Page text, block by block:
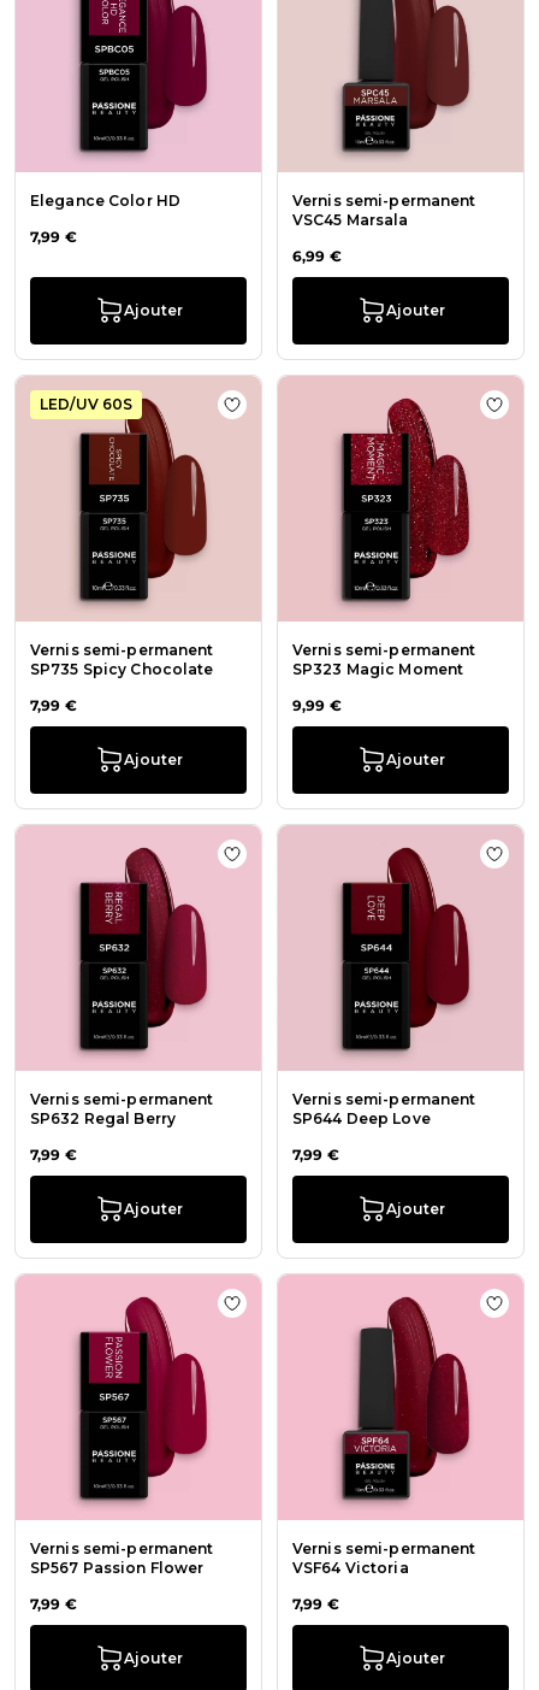
Elegance Color HD
7,99 €
Ajouter
Vernis semi-permanent
VSC45 Marsala
6,99 €
Ajouter
LED/UV 60S
Vernis semi-permanent
SP735 Spicy Chocolate
7,99 €
Ajouter
Ajouter à la liste de souhaits
Vernis semi-permanent
SP323 Magic Moment
9,99 €
Ajouter
Vernis semi-permanent
SP632 Regal Berry
7,99 €
Ajouter
Ajouter à la liste de souhaits
Vernis semi-permanent
SP644 Deep Love
7,99 €
Ajouter
Vernis semi-permanent
SP567 Passion Flower
7,99 €
Ajouter
Ajouter à la liste de souhaits
Vernis semi-permanent
VSF64 Victoria
7,99 €
Ajouter